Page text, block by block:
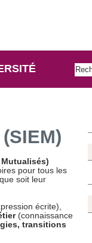
pour tous les
soit leur
écrite),
(connaissance
transitions